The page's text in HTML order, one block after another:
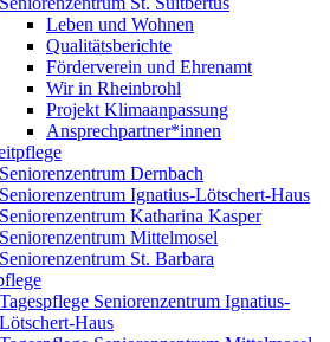
Leben und Wohnen
Qualitätsberichte
Förderverein und Ehrenamt
Wir in Rheinbrohl
Projekt Klimaanpassung
Ansprechpartner*innen
Seniorenzentrum Dernbach
Seniorenzentrum Ignatius-Lötschert-Haus
Seniorenzentrum Katharina Kasper
Seniorenzentrum Mittelmosel
Seniorenzentrum St. Barbara
Tagespflege Seniorenzentrum Ignatius-
Lötschert-Haus